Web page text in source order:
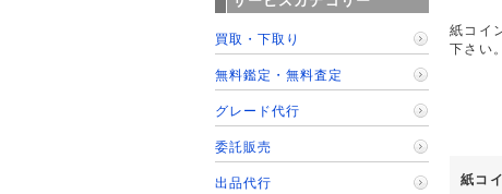
紙コイ
下さい。
紙コ
買取・下取り
無料鑑定・無料査定
グレード代行
委託販売
出品代行